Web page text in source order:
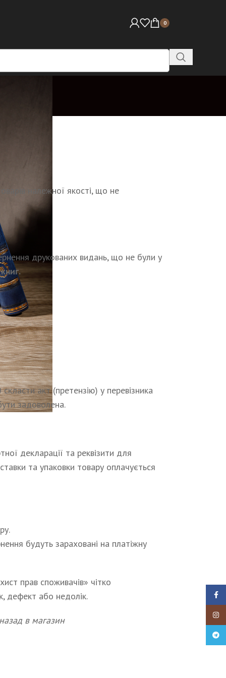
0
належної якості, що не
друкованих видань, що не були у
акт (претензію) у перевізника
задоволена.
декларації та реквізити для
та упаковки товару оплачується
будуть зараховані на платіжну
прав споживачів» чітко
дефект або недолік.
в магазин